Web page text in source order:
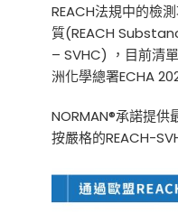
REACH法規中的檢
質(REACH
– SVHC) ，目前清
洲化學總署ECHA
NORMAN®承諾提
按嚴格的REACH-